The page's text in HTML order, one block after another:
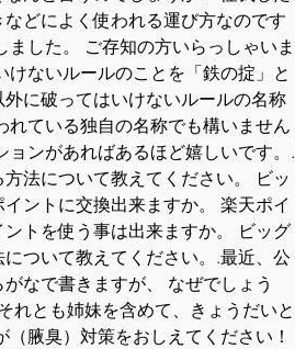
どによく使われる運び方なのです
した。 ご存知の方いらっしゃいま
ないルールのことを「鉄の掟」と
に破ってはいけないルールの名称
ている独自の名称でも構いません
ンがあればあるほど嬉しいです。.
法について教えてください。 ビッ
ントに交換出来ますか。 楽天ポイ
トを使う事は出来ますか。 ビッグ
ついて教えてください。.最近、公
なで書きますが、 なぜでしょう
れとも姉妹を含めて、きょうだいと
腋臭）対策をおしえてください！